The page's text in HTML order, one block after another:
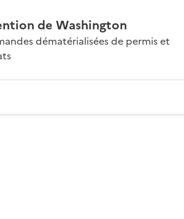
de Washington
dématérialisées de permis et